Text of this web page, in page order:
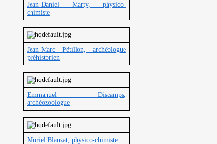
Jean-Daniel Marty, physico-
chimiste
Jean-Marc Pétillon, archéologue
préhistorien
Emmanuel Discamps,
archéozoologue
Muriel Blanzat, physico-chimiste